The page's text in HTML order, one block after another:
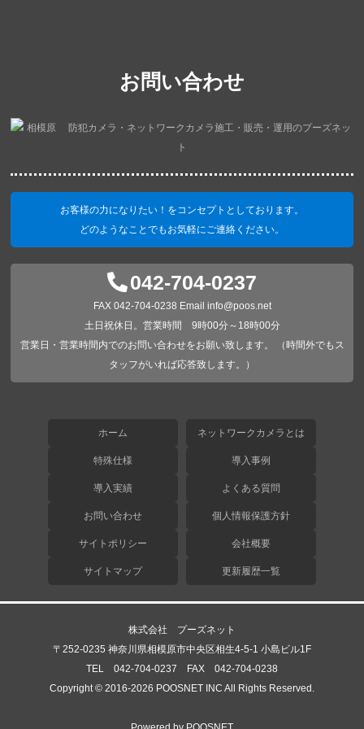
お問い合わせ
お客様の力になりたい！をコンセプトとしております。
どのようなことでもお気軽にご連絡ください。
042-704-0237
FAX 042-704-0238 Email info@poos.net
土日祝休日。営業時間 9時00分～18時00分
営業日・営業時間内でのお問い合わせをお願い致します。 （時間外でもス
タッフがいれば応答致します。）
ホーム ネットワークカメラとは
特殊仕様 導入事例
導入実績 よくある質問
お問い合わせ 個人情報保護方針
サイトポリシー 会社概要
サイトマップ 更新履歴一覧
株式会社 プーズネット
〒252-0235 神奈川県相模原市中央区相生4-5-1 小島ビル1F
TEL 042-704-0237 FAX 042-704-0238
Copyright © 2016-2026 POOSNET INC All Rights Reserved.